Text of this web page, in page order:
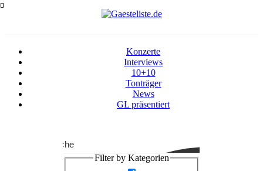
Konzerte
Interviews
10+10
Tonträger
News
GL präsentiert
Suche
Filter by Kategorien